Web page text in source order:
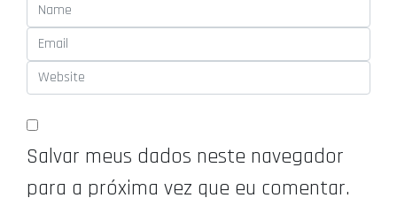
Salvar meus dados neste navegador
para a próxima vez que eu comentar.